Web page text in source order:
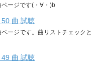
ージです(・∀・)b
曲 試聴
ージです。曲リストチェック
曲 試聴